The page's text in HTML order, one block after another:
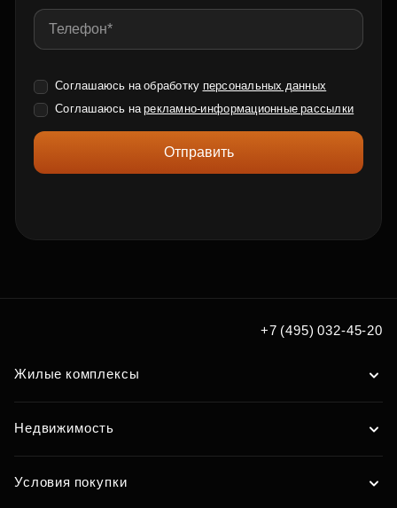
Соглашаюсь на обработку персональных данных
Соглашаюсь нарекламно-информационные рассылки
Отправить
+7 (495) 032-45-20
Жилые комплексы
Недвижимость
Условия покупки